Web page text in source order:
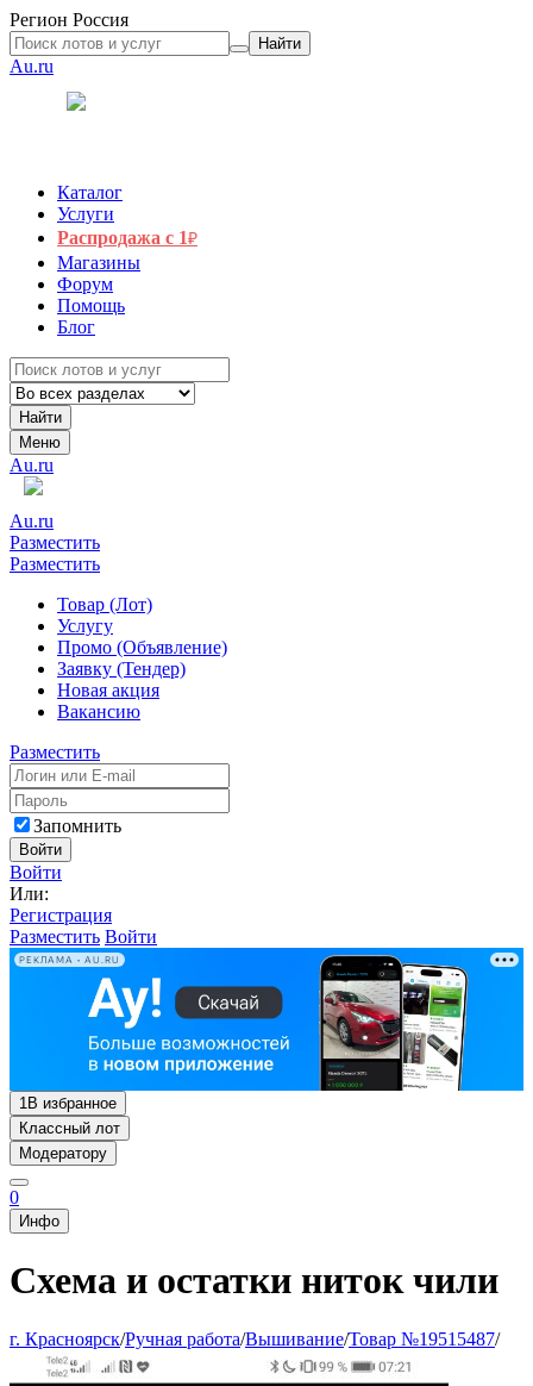
Регион Россия
Найти
Au.ru
Каталог
Услуги
Распродажа с 1₽
Магазины
Форум
Помощь
Блог
Найти
Меню
Au.ru
Au.ru
Разместить
Разместить
Товар (Лот)
Услугу
Промо (Объявление)
Заявку (Тендер)
Новая акция
Вакансию
Разместить
Запомнить
Войти
Войти
Или:
Регистрация
Разместить Войти
РЕКЛАМА • AU.RU
1В избранное
Классный лот
Модератору
0
Инфо
Схема и остатки ниток чили
г. Красноярск/Ручная работа/Вышивание/Товар №19515487/